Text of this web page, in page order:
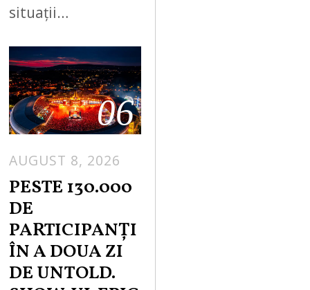
situații…
06
AUGUST 8, 2026
PESTE 130.000
DE
PARTICIPANȚI
ÎN A DOUA ZI
DE UNTOLD.